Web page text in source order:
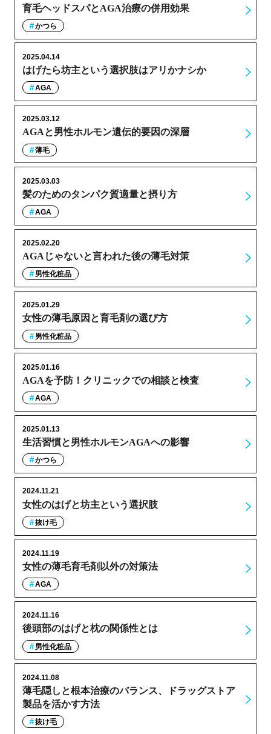
育毛ヘッドスパとAGA治療の併用効果
かつら
はげたら坊主という選択肢はアリかナシか
2025.04.14
AGA
AGAと男性ホルモン遺伝的要因の深層
2025.03.12
薄毛
髪のためのタンパク質適量と摂り方
2025.03.03
AGA
AGAじゃないと言われた後の薄毛対策
2025.02.20
男性化粧品
女性の薄毛原因と育毛剤の選び方
2025.01.29
男性化粧品
AGAを予防！クリニックでの相談と検査
2025.01.16
AGA
生活習慣と男性ホルモンAGAへの影響
2025.01.13
かつら
女性のはげと坊主という選択肢
2024.11.21
抜け毛
女性の薄毛育毛剤以外の対策法
2024.11.19
AGA
後頭部のはげと枕の関係性とは
2024.11.16
男性化粧品
薄毛隠しと根本治療のバランス、ドラッグストア
製品を活かす方法
2024.11.08
抜け毛